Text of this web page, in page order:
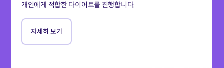
개인에게 적합한 다이어트를 진행합니다.
자세히 보기